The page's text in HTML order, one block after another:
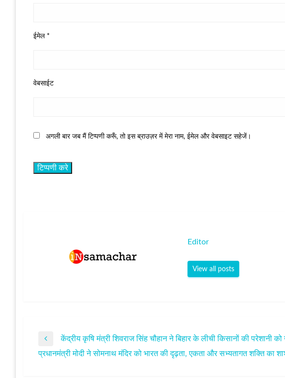
ईमेल *
वेबसाईट
अगली बार जब मैं टिप्पणी करूँ, तो इस ब्राउज़र में मेरा नाम, ईमेल और वेबसाइट सहेजें।
Editor
View all posts
पोस्ट
Previous
Post
केंद्रीय कृषि मंत्री शिवराज सिंह चौहान ने बिहार के लीची किसानों की परेशानी
Next
प्रधानमंत्री मोदी ने सोमनाथ मंदिर को भारत की दृढ़ता, एकता और सभ्यतागत शक्ति का